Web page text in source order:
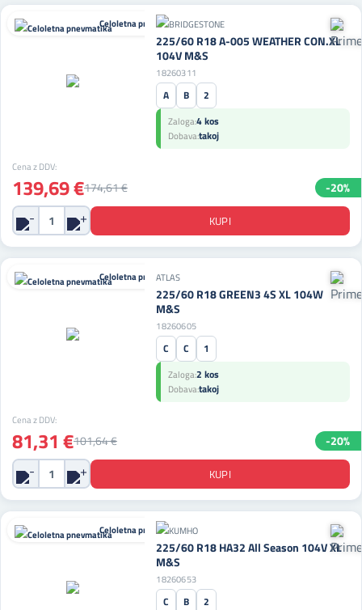
Celoletna pnevmatika
225/60 R18 A-005 WEATHER CON.XL
104V M&S
18260311
A B 2
Zaloga:4 kos
Dobava:takoj
Cena z DDV:
139,69 €174,61 € -20%
Celoletna pnevmatika
ATLAS
225/60 R18 GREEN3 4S XL 104W
M&S
18260605
C C 1
Zaloga:2 kos
Dobava:takoj
Cena z DDV:
81,31 €101,64 € -20%
Celoletna pnevmatika
225/60 R18 HA32 All Season 104V XL
M&S
18260653
C B 2